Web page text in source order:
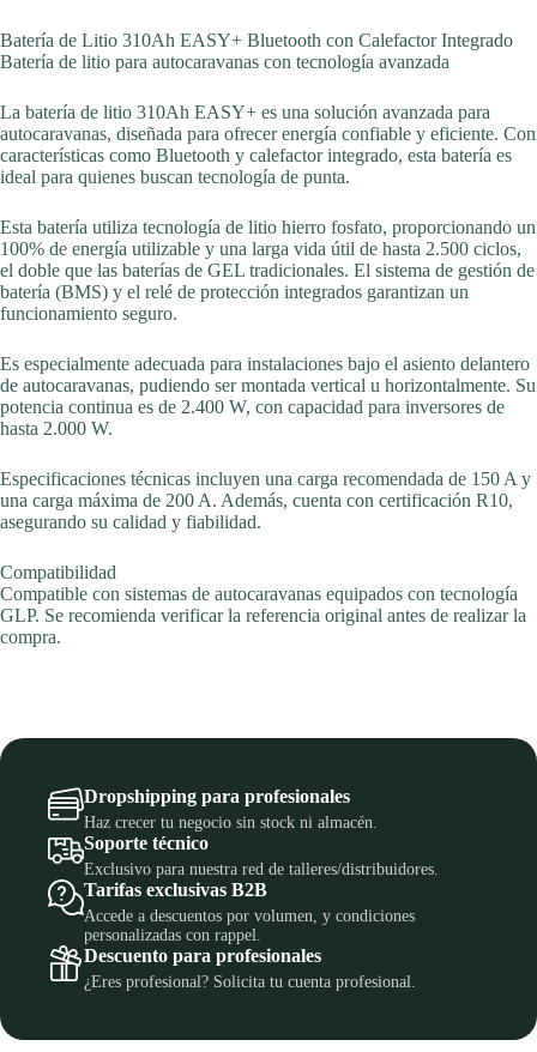
Batería de Litio 310Ah EASY+ Bluetooth con Calefactor Integrado
Batería de litio para autocaravanas con tecnología avanzada
La batería de litio 310Ah EASY+ es una solución avanzada para
autocaravanas, diseñada para ofrecer energía confiable y eficiente. Con
características como Bluetooth y calefactor integrado, esta batería es
ideal para quienes buscan tecnología de punta.
Esta batería utiliza tecnología de litio hierro fosfato, proporcionando un
100% de energía utilizable y una larga vida útil de hasta 2.500 ciclos,
el doble que las baterías de GEL tradicionales. El sistema de gestión de
batería (BMS) y el relé de protección integrados garantizan un
funcionamiento seguro.
Es especialmente adecuada para instalaciones bajo el asiento delantero
de autocaravanas, pudiendo ser montada vertical u horizontalmente. Su
potencia continua es de 2.400 W, con capacidad para inversores de
hasta 2.000 W.
Especificaciones técnicas incluyen una carga recomendada de 150 A y
una carga máxima de 200 A. Además, cuenta con certificación R10,
asegurando su calidad y fiabilidad.
Compatibilidad
Compatible con sistemas de autocaravanas equipados con tecnología
GLP. Se recomienda verificar la referencia original antes de realizar la
compra.
Dropshipping para profesionales
Haz crecer tu negocio sin stock ni almacén.
Soporte técnico
Exclusivo para nuestra red de talleres/distribuidores.
Tarifas exclusivas B2B
Accede a descuentos por volumen, y condiciones
personalizadas con rappel.
Descuento para profesionales
¿Eres profesional? Solicita tu cuenta profesional.